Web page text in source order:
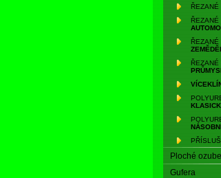
ŘEZANÉ
ŘEZANÉ
ŘEZANÉ
ŘEZANÉ
Ploché
Gufera